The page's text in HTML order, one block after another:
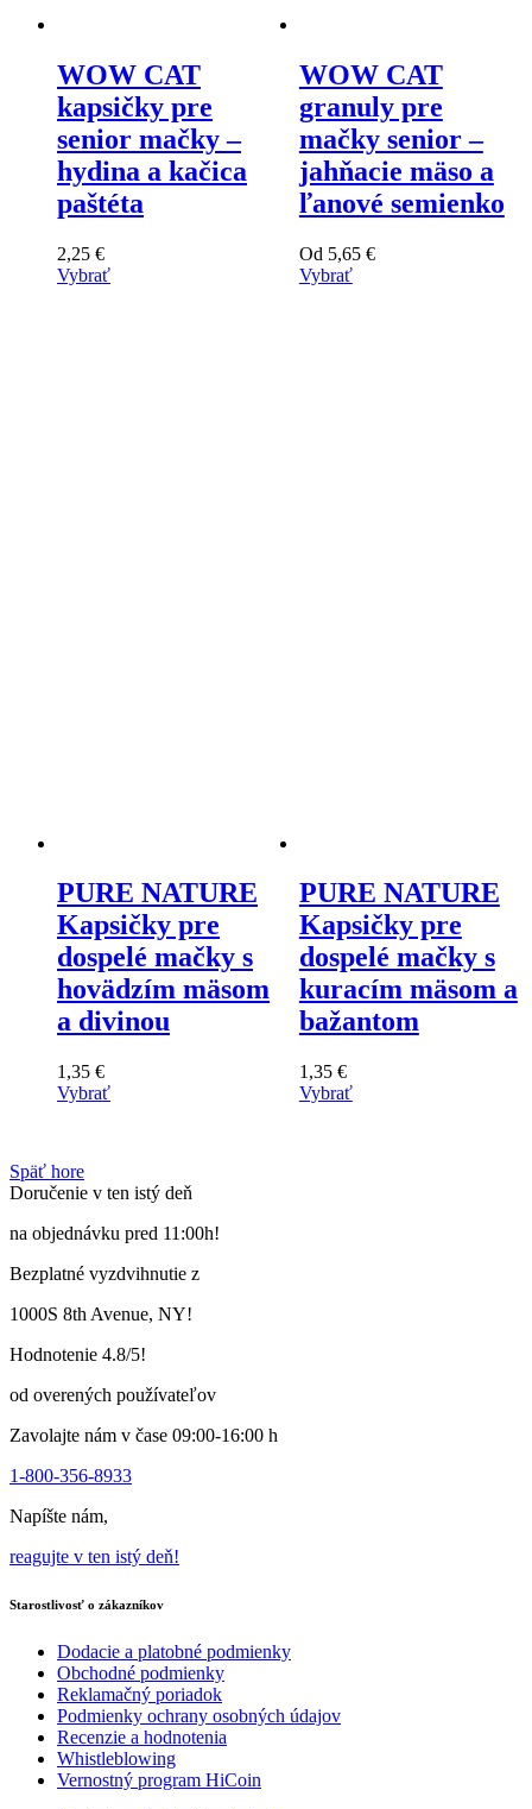
WOW CAT
kapsičky pre
senior mačky –
hydina a kačica
paštéta
2,25 €
Vybrať
WOW CAT
granuly pre
mačky senior –
jahňacie mäso a
ľanové semienko
Od 5,65 €
Vybrať
PURE NATURE
Kapsičky pre
dospelé mačky s
hovädzím mäsom
a divinou
1,35 €
Vybrať
viacero
variantov.
si
môžete
vybrať
na
stránke
produktu
PURE NATURE
Kapsičky pre
dospelé mačky s
kuracím mäsom a
bažantom
1,35 €
Vybrať
Späť hore
Doručenie v ten istý deň
na objednávku pred 11:00h!
Bezplatné vyzdvihnutie z
1000S 8th Avenue, NY!
Hodnotenie 4.8/5!
od overených používateľov
Zavolajte nám v čase 09:00-16:00 h
1-800-356-8933
Napíšte nám,
reagujte v ten istý deň!
Starostlivosť o zákazníkov
Dodacie a platobné podmienky
Obchodné podmienky
Reklamačný poriadok
Podmienky ochrany osobných údajov
Recenzie a hodnotenia
Whistleblowing
Vernostný program HiCoin